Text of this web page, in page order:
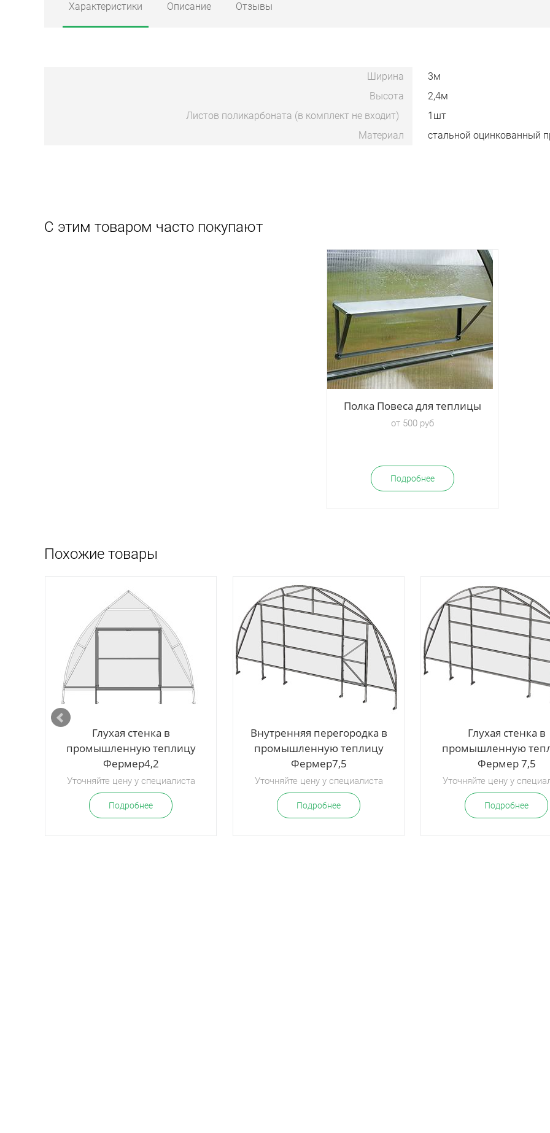
Характеристики Описание Отзывы
Ширина
3м
Высота
2,4м
Листов поликарбоната (в комплект не входит)
1шт
Материал
стальной оцинкованный
С этим товаром часто покупают
Полка Повеса для теплицы
от 500 руб
Подробнее
Полка Повеса для теплицы
Похожие товары
Глухая стенка в
промышленную теплицу
Фермер4,2
Уточняйте цену у специалиста
Подробнее
Внутренняя перегородка в
промышленную теплицу
Фермер7,5
Уточняйте цену у специалиста
Подробнее
Глухая стенка в
промышленную
Фермер 7,5
Уточняйте цену у
Подробнее